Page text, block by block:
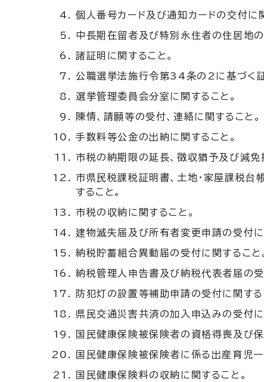
個人番号カード及び通知カードの交付に
中長期在留者及び特別永住者の住居地の
諸証明に関すること。
公職選挙法施行令第34条の2に基づく証
選挙管理委員会分室に関すること。
陳情、請願等の受付、連絡に関すること。
手数料等公金の出納に関すること。
市税の納期限の延長、徴収猶予及び減免
市県民税課税証明書、土地・家屋課税
すること。
市税の収納に関すること。
建物滅失届及び所有者変更申請の受付に
納税貯蓄組合異動届の受付に関すること
納税管理人申告書及び納税代表者届の受
防犯灯の設置等補助申請の受付に関する
県民交通災害共済の加入申込みの受付に
国民健康保険被保険者の資格得喪及び
国民健康保険被保険者に係る出産育児
国民健康保険料の収納に関すること。